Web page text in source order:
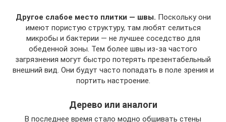
Другое слабое место плитки — швы. Поскольку они
имеют пористую структуру, там любят селиться
микробы и бактерии — не лучшее соседство для
обеденной зоны. Тем более швы из-за частого
загрязнения могут быстро потерять презентабельный
внешний вид. Они будут часто попадать в поле зрения и
портить настроение.
Дерево или аналоги
В последнее время стало модно обшивать стены